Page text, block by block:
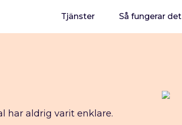
Tjänster Så fungerar det
har aldrig varit enklare.